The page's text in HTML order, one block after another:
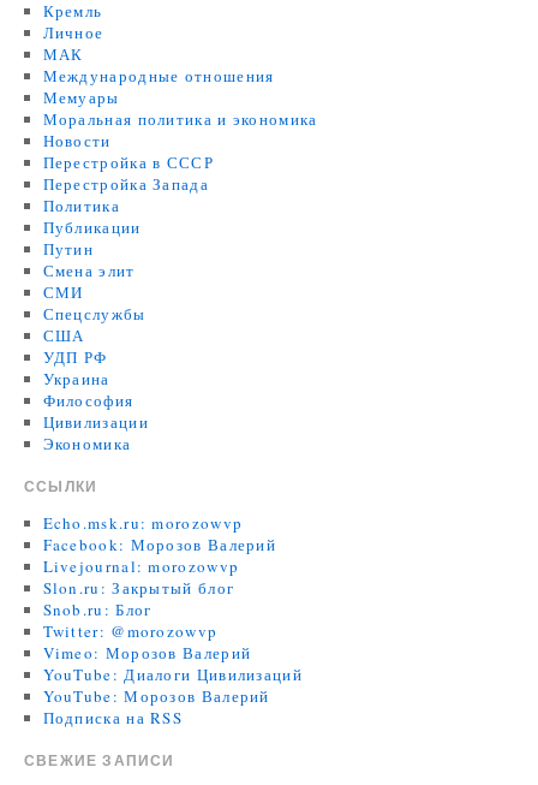
Кремль
Личное
МАК
Международные отношения
Мемуары
Моральная политика и экономика
Новости
Перестройка в СССР
Перестройка Запада
Политика
Публикации
Путин
Смена элит
СМИ
Спецслужбы
США
УДП РФ
Украина
Философия
Цивилизации
Экономика
ССЫЛКИ
Echo.msk.ru: morozowvp
Facebook: Морозов Валерий
Livejournal: morozowvp
Slon.ru: Закрытый блог
Snob.ru: Блог
Twitter: @morozowvp
Vimeo: Морозов Валерий
YouTube: Диалоги Цивилизаций
YouTube: Морозов Валерий
Подписка на RSS
СВЕЖИЕ ЗАПИСИ